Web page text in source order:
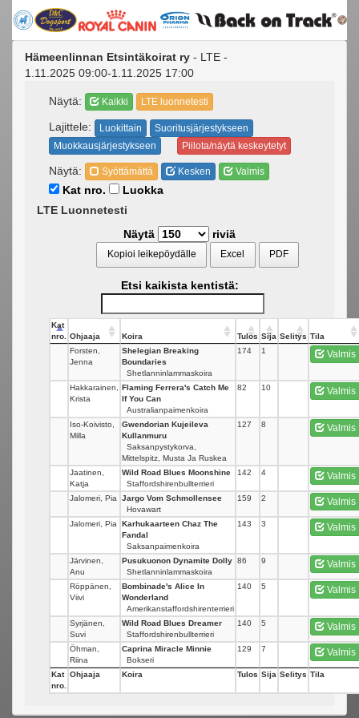
Hämeenlinnan Etsintäkoirat ry - LTE -
1.11.2025 09:00-1.11.2025 17:00
Näytä: Kaikki LTE luonnetesti
Lajittele: Luokittain
Suoritusjärjestykseen
Muokkausjärjestykseen
Piilota/näytä keskeytetyt
Näytä: Syöttämättä Kesken Valmis
Kat nro.
Luokka
LTE Luonnetesti
Näytä
riviä
Kopioi leikepöydälle Excel PDF
Etsi kaikista kentistä:
Kat
nro.
Ohjaaja Koira Tulos Sija Selitys Tila
Forsten,
Jenna
Shelegian Breaking
Boundaries
Shetlanninlammaskoira
174 1 Valmis
Hakkarainen,
Krista
Flaming Ferrera's Catch Me
If You Can
Australianpaimenkoira
82 10 Valmis
Iso-Koivisto,
Milla
Gwendorian Kujeileva
Kullanmuru
Saksanpystykorva,
Mittelspitz, Musta Ja Ruskea
127 8 Valmis
Jaatinen,
Katja
Wild Road Blues Moonshine
Staffordshirenbullterrieri
142 4 Valmis
Jalomeri, Pia
Jargo Vom Schmollensee
Hovawart
159 2 Valmis
Jalomeri, Pia
Karhukaarteen Chaz The
Fandal
Saksanpaimenkoira
143 3 Valmis
Järvinen,
Anu
Pusukuonon Dynamite Dolly
Shetlanninlammaskoira
86 9 Valmis
Röppänen,
Viivi
Bombinade's Alice In
Wonderland
Amerikanstaffordshirenterrieri
140 5 Valmis
Syrjänen,
Suvi
Wild Road Blues Dreamer
Staffordshirenbullterrieri
140 5 Valmis
Öhman,
Riina
Caprina Miracle Minnie
Bokseri
129 7 Valmis
Kat
nro.
Ohjaaja Koira Tulos Sija Selitys Tila